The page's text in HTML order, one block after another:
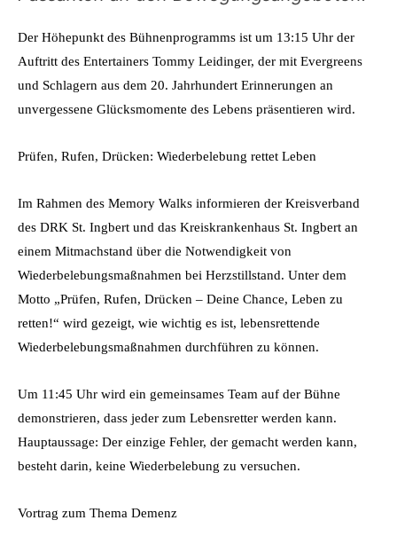
Der Höhepunkt des Bühnenprogramms ist um 13:15 Uhr der
Auftritt des Entertainers Tommy Leidinger, der mit Evergreens
und Schlagern aus dem 20. Jahrhundert Erinnerungen an
unvergessene Glücksmomente des Lebens präsentieren wird.
Prüfen, Rufen, Drücken: Wiederbelebung rettet Leben
Im Rahmen des Memory Walks informieren der Kreisverband
des DRK St. Ingbert und das Kreiskrankenhaus St. Ingbert an
einem Mitmachstand über die Notwendigkeit von
Wiederbelebungsmaßnahmen bei Herzstillstand. Unter dem
Motto „Prüfen, Rufen, Drücken – Deine Chance, Leben zu
retten!“ wird gezeigt, wie wichtig es ist, lebensrettende
Wiederbelebungsmaßnahmen durchführen zu können.
Um 11:45 Uhr wird ein gemeinsames Team auf der Bühne
demonstrieren, dass jeder zum Lebensretter werden kann.
Hauptaussage: Der einzige Fehler, der gemacht werden kann,
besteht darin, keine Wiederbelebung zu versuchen.
Vortrag zum Thema Demenz